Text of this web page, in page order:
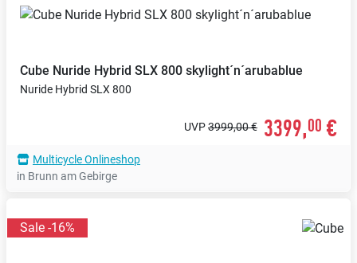
Cube Nuride Hybrid SLX 800 skylight´n´arubablue
Nuride Hybrid SLX 800
UVP3999,00 € 3399,00 €
Multicycle Onlineshop
in Brunn am Gebirge
Sale -16%